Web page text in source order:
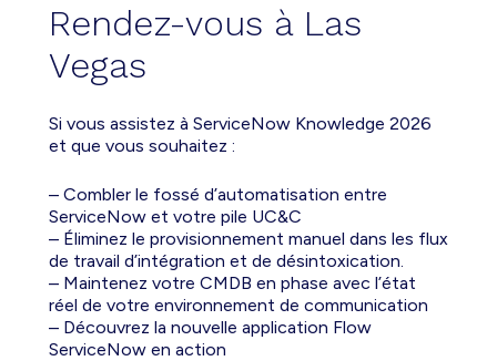
Rendez-vous à Las
Vegas
Si vous assistez à ServiceNow Knowledge 2026
et que vous souhaitez :
– Combler le fossé d’automatisation entre
ServiceNow et votre pile UC&C
– Éliminez le provisionnement manuel dans les flux
de travail d’intégration et de désintoxication.
– Maintenez votre CMDB en phase avec l’état
réel de votre environnement de communication
– Découvrez la nouvelle application Flow
ServiceNow en action